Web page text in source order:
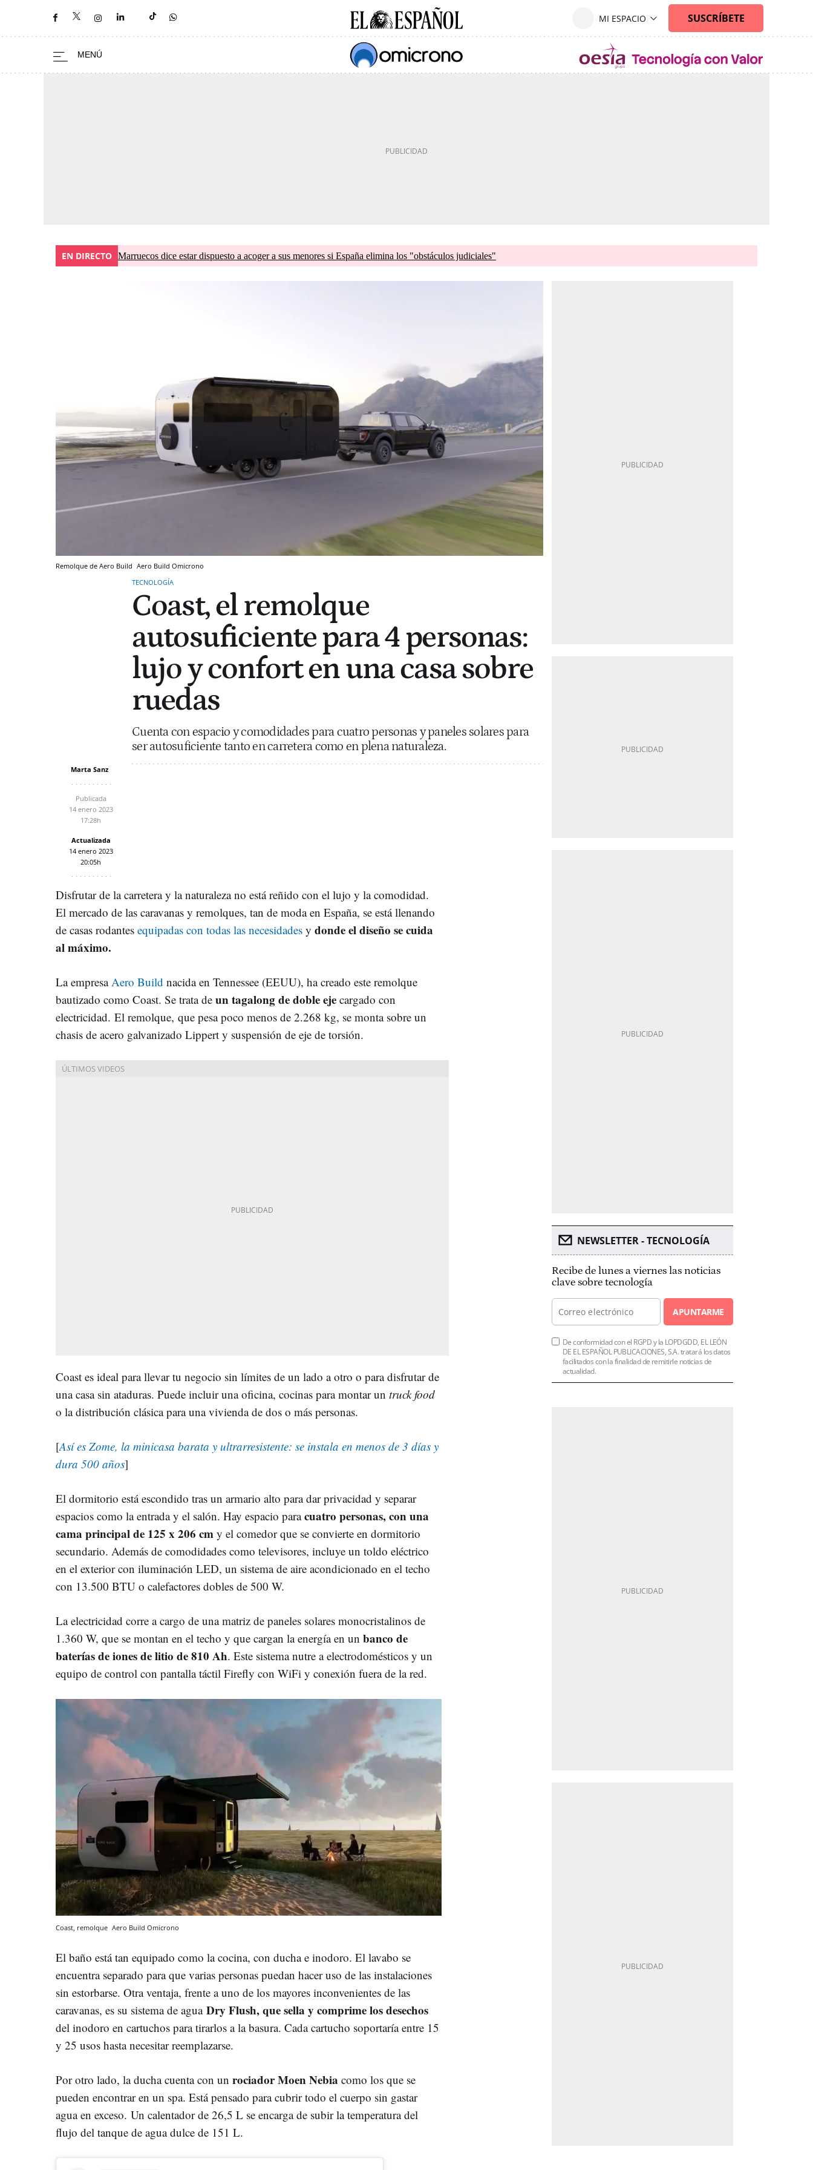
EN DIRECTO Marruecos dice estar dispuesto a acoger a sus menores si España elimina los "obstáculos judiciales"
Remolque de Aero Build Aero Build Omicrono
TECNOLOGÍA
Coast, el remolque
autosuficiente para 4 personas:
lujo y confort en una casa sobre
ruedas
Cuenta con espacio y comodidades para cuatro personas y paneles solares para
ser autosuficiente tanto en carretera como en plena naturaleza.
Marta Sanz
Publicada
14 enero 2023
17:28h
Actualizada
14 enero 2023
20:05h
Disfrutar de la carretera y la naturaleza no está reñido con el lujo y la comodidad.
El mercado de las caravanas y remolques, tan de moda en España, se está llenando
de casas rodantes equipadas con todas las necesidades y donde el diseño se cuida
al máximo.
La empresa Aero Build nacida en Tennessee (EEUU), ha creado este remolque
bautizado como Coast. Se trata de un tagalong de doble eje cargado con
electricidad. El remolque, que pesa poco menos de 2.268 kg, se monta sobre un
chasis de acero galvanizado Lippert y suspensión de eje de torsión.
Coast es ideal para llevar tu negocio sin límites de un lado a otro o para disfrutar de
una casa sin ataduras. Puede incluir una oficina, cocinas para montar un truck food
o la distribución clásica para una vivienda de dos o más personas.
[Así es Zome, la minicasa barata y ultrarresistente: se instala en menos de 3 días y
dura 500 años]
El dormitorio está escondido tras un armario alto para dar privacidad y separar
espacios como la entrada y el salón. Hay espacio paracuatro personas, con una
cama principal de 125 x 206 cm y el comedor que se convierte en dormitorio
secundario. Además de comodidades como televisores, incluye un toldo eléctrico
en el exterior con iluminación LED, un sistema de aire acondicionado en el techo
con 13.500 BTU o calefactores dobles de 500 W.
La electricidad corre a cargo de una matriz de paneles solares monocristalinos de
1.360 W, que se montan en el techo y que cargan la energía en un banco de
baterías de iones de litio de 810 Ah. Este sistema nutre a electrodomésticos y un
equipo de control con pantalla táctil Firefly con WiFi y conexión fuera de la red.
Coast, remolque Aero Build Omicrono
El baño está tan equipado como la cocina, con ducha e inodoro. El lavabo se
encuentra separado para que varias personas puedan hacer uso de las instalaciones
sin estorbarse. Otra ventaja, frente a uno de los mayores inconvenientes de las
caravanas, es su sistema de aguaDry Flush, que sella y comprime los desechos
del inodoro en cartuchos para tirarlos a la basura. Cada cartucho soportaría entre 15
y 25 usos hasta necesitar reemplazarse.
Por otro lado, la ducha cuenta con un rociador Moen Nebia como los que se
pueden encontrar en un spa. Está pensado para cubrir todo el cuerpo sin gastar
agua en exceso. Un calentador de 26,5 L se encarga de subir la temperatura del
flujo del tanque de agua dulce de 151 L.
NEWSLETTER - TECNOLOGÍA
Recibe de lunes a viernes las noticias
clave sobre tecnología
APUNTARME
De conformidad con el RGPD y la LOPDGDD, EL LEÓN
DE EL ESPAÑOL PUBLICACIONES, S.A. tratará los datos
facilitados con la finalidad de remitirle noticias de
actualidad.